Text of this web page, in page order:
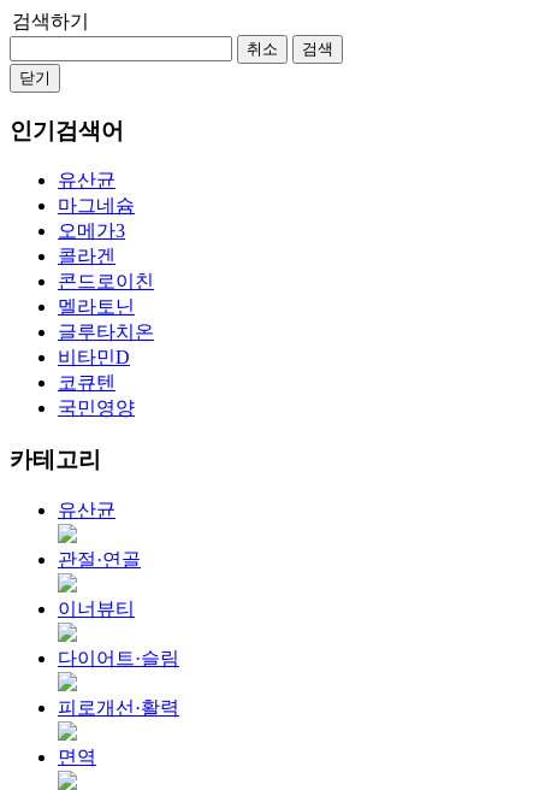
검색하기
취소
검색
닫기
인기검색어
유산균
마그네슘
오메가3
콜라겐
콘드로이친
멜라토닌
글루타치온
비타민D
코큐텐
국민영양
카테고리
유산균
관절·연골
이너뷰티
다이어트·슬림
피로개선·활력
면역